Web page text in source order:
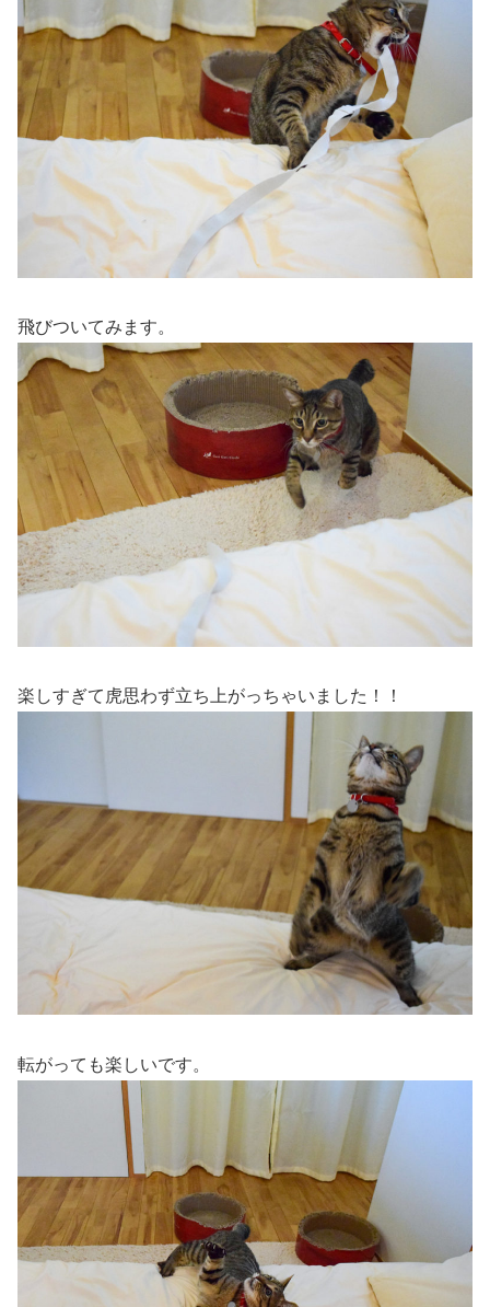
飛びついてみます。
楽しすぎて虎思わず立ち上がっちゃいました！！
転がっても楽しいです。